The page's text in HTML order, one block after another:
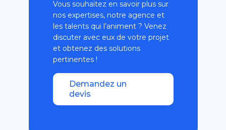
Vous souhaitez en savoir plus sur
nos expertises, notre agence et
les talents qui l’animent ? Venez
discuter avec eux de votre projet
et obtenez des solutions
pertinentes !
Demandez un
devis